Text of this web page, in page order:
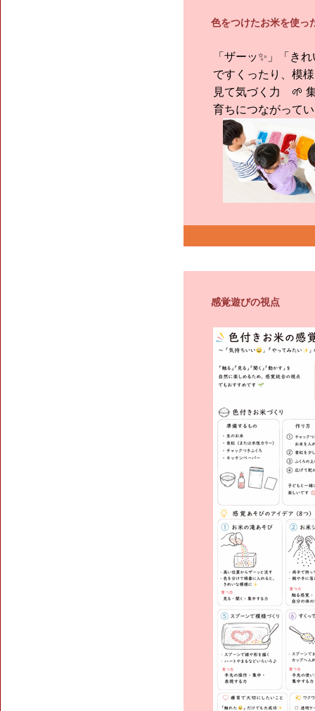
色をつけたお米を使っ
「ザーッ✨ 」「き
ですくったり、模
見て気づく力 🌱
育ちにつながって
感覚遊びの視点